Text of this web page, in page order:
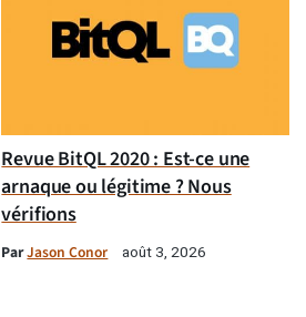
Revue BitQL 2020 : Est-ce une
arnaque ou légitime ? Nous
vérifions
ParJason Conor août 3, 2026